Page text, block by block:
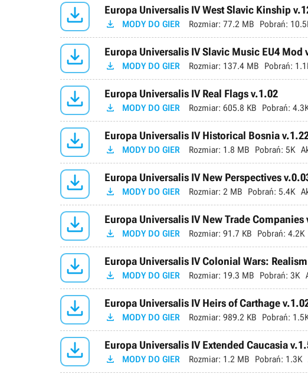
 Europa Universalis IV West Slavic Kinship
 MODY DO GIER Rozmiar: 77.2 MB Pobrań:
 Europa Universalis IV Slavic Music EU4 Mod
 MODY DO GIER Rozmiar: 137.4 MB Pobrań:
 Europa Universalis IV Real Flags v.1.02
 MODY DO GIER Rozmiar: 605.8 KB Pobrań:
 Europa Universalis IV Historical Bosnia
 MODY DO GIER Rozmiar: 1.8 MB Pobrań: 5K
 Europa Universalis IV New Perspectives
 MODY DO GIER Rozmiar: 2 MB Pobrań: 5.4K
 Europa Universalis IV New Trade Companies
 MODY DO GIER Rozmiar: 91.7 KB Pobrań: 4.2K
 Europa Universalis IV Colonial Wars:
 MODY DO GIER Rozmiar: 19.3 MB Pobrań: 3K
 Europa Universalis IV Heirs of Carthage
 MODY DO GIER Rozmiar: 989.2 KB Pobrań:
 Europa Universalis IV Extended Caucasia
 MODY DO GIER Rozmiar: 1.2 MB Pobrań: 1.3K